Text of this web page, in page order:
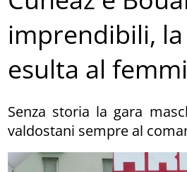
imprendibili, la
esulta al
Senza storia la gara
valdostani sempre al